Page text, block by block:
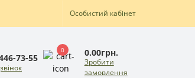
Особистий кабінет
73-55
0 0.00грн.
Зробити
замовлення